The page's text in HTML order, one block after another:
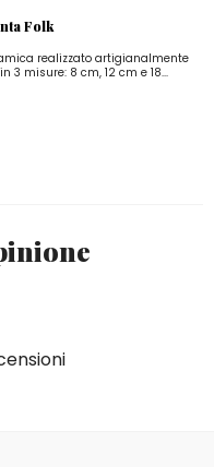
Folk
realizzato artigianalmente
3 misure: 8 cm, 12 cm e 18...